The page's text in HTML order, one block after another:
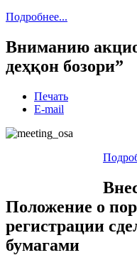
Подробнее...
Вниманию
деҳқон бозори”
Печать
E-mail
Положение о
регистрации
бумагами